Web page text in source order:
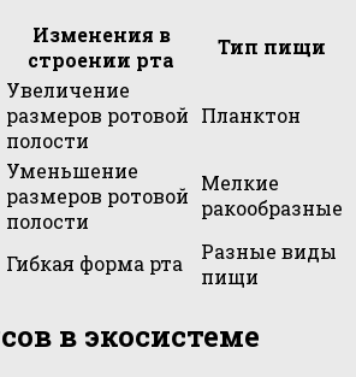
Изменения в
строении рта
Тип пищи
Увеличение
размеров ротовой
полости
Планктон
Уменьшение
размеров ротовой
полости
Мелкие
ракообразные
Гибкая форма рта
Разные виды
пищи
в экосистеме